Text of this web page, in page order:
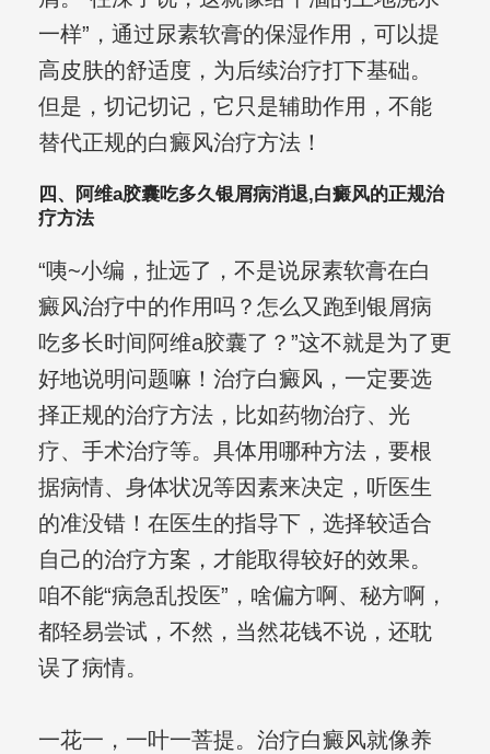
一样”，通过尿素软膏的保湿作用，可以提
高皮肤的舒适度，为后续治疗打下基础。
但是，切记切记，它只是辅助作用，不能
替代正规的白癜风治疗方法！
四、阿维a胶囊吃多久银屑病消退,白癜风的正规治
疗方法
“咦~小编，扯远了，不是说尿素软膏在白
癜风治疗中的作用吗？怎么又跑到银屑病
吃多长时间阿维a胶囊了？”这不就是为了更
好地说明问题嘛！治疗白癜风，一定要选
择正规的治疗方法，比如药物治疗、光
疗、手术治疗等。具体用哪种方法，要根
据病情、身体状况等因素来决定，听医生
的准没错！在医生的指导下，选择较适合
自己的治疗方案，才能取得较好的效果。
咱不能“病急乱投医”，啥偏方啊、秘方啊，
都轻易尝试，不然，当然花钱不说，还耽
误了病情。
一花一，一叶一菩提。治疗白癜风就像养